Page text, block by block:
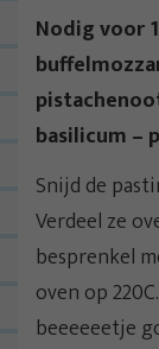
Nodig voor
basilicum –
Snijd de
Verdeel ze
besprenkel
oven op
beeeeeetje